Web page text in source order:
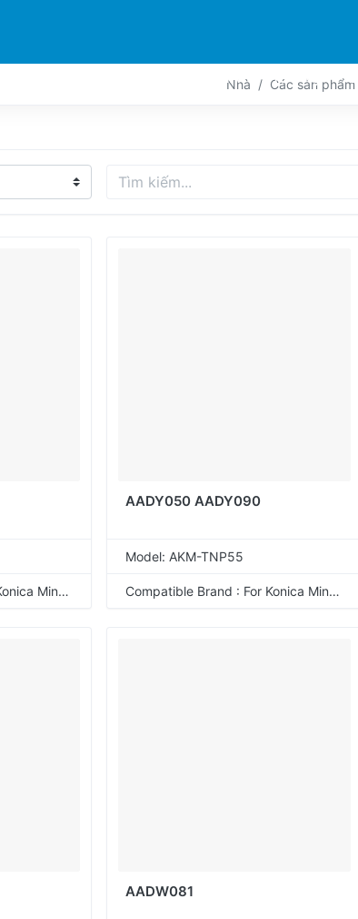
KHÁM PHÁ HỖ TRỢ
Nhà Các sản phẩm
Compatible Brand : For Konica Minolta
AADY050 AADY090
Model: AKM-TNP55
Compatible Brand : For Konica Minolta
AADW081